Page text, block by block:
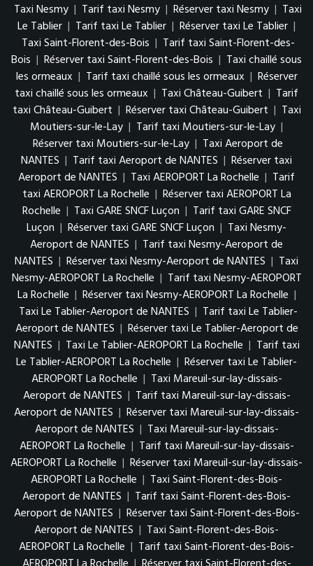
Taxi Nesmy | Tarif taxi Nesmy | Réserver taxi Nesmy | Taxi
Le Tablier | Tarif taxi Le Tablier | Réserver taxi Le Tablier |
Taxi Saint-Florent-des-Bois | Tarif taxi Saint-Florent-des-
Bois | Réserver taxi Saint-Florent-des-Bois | Taxi chaillé sous
les ormeaux | Tarif taxi chaillé sous les ormeaux | Réserver
taxi chaillé sous les ormeaux | Taxi Château-Guibert | Tarif
taxi Château-Guibert | Réserver taxi Château-Guibert | Taxi
Moutiers-sur-le-Lay | Tarif taxi Moutiers-sur-le-Lay |
Réserver taxi Moutiers-sur-le-Lay | Taxi Aeroport de
NANTES | Tarif taxi Aeroport de NANTES | Réserver taxi
Aeroport de NANTES | Taxi AEROPORT La Rochelle | Tarif
taxi AEROPORT La Rochelle | Réserver taxi AEROPORT La
Rochelle | Taxi GARE SNCF Luçon | Tarif taxi GARE SNCF
Luçon | Réserver taxi GARE SNCF Luçon | Taxi Nesmy-
Aeroport de NANTES | Tarif taxi Nesmy-Aeroport de
NANTES | Réserver taxi Nesmy-Aeroport de NANTES | Taxi
Nesmy-AEROPORT La Rochelle | Tarif taxi Nesmy-AEROPORT
La Rochelle | Réserver taxi Nesmy-AEROPORT La Rochelle |
Taxi Le Tablier-Aeroport de NANTES | Tarif taxi Le Tablier-
Aeroport de NANTES | Réserver taxi Le Tablier-Aeroport de
NANTES | Taxi Le Tablier-AEROPORT La Rochelle | Tarif taxi
Le Tablier-AEROPORT La Rochelle | Réserver taxi Le Tablier-
AEROPORT La Rochelle | Taxi Mareuil-sur-lay-dissais-
Aeroport de NANTES | Tarif taxi Mareuil-sur-lay-dissais-
Aeroport de NANTES | Réserver taxi Mareuil-sur-lay-dissais-
Aeroport de NANTES | Taxi Mareuil-sur-lay-dissais-
AEROPORT La Rochelle | Tarif taxi Mareuil-sur-lay-dissais-
AEROPORT La Rochelle | Réserver taxi Mareuil-sur-lay-dissais-
AEROPORT La Rochelle | Taxi Saint-Florent-des-Bois-
Aeroport de NANTES | Tarif taxi Saint-Florent-des-Bois-
Aeroport de NANTES | Réserver taxi Saint-Florent-des-Bois-
Aeroport de NANTES | Taxi Saint-Florent-des-Bois-
AEROPORT La Rochelle | Tarif taxi Saint-Florent-des-Bois-